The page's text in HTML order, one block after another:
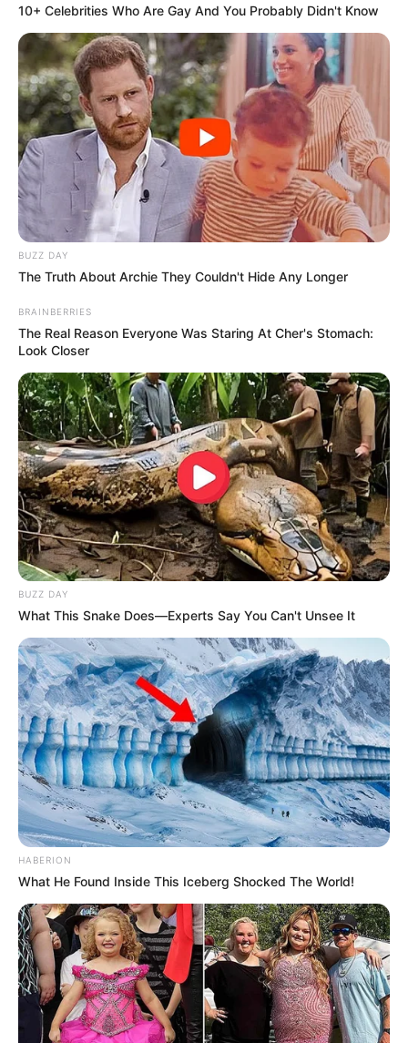
10+ Celebrities Who Are Gay And You Probably Didn't Know
BUZZ DAY
The Truth About Archie They Couldn't Hide Any Longer
BRAINBERRIES
The Real Reason Everyone Was Staring At Cher's Stomach:
Look Closer
BUZZ DAY
What This Snake Does—Experts Say You Can't Unsee It
HABERION
What He Found Inside This Iceberg Shocked The World!